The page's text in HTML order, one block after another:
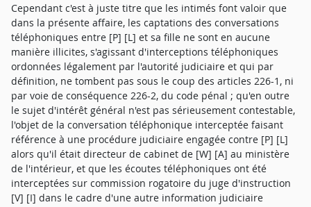
Cependant c'est à juste titre que les intimés font valoir que
dans la présente affaire, les captations des conversations
téléphoniques entre [P] [L] et sa fille ne sont en aucune
manière illicites, s'agissant d'interceptions téléphoniques
ordonnées légalement par l'autorité judiciaire et qui par
définition, ne tombent pas sous le coup des articles 226-1, ni
par voie de conséquence 226-2, du code pénal ; qu'en outre
le sujet d'intérêt général n'est pas sérieusement contestable,
l'objet de la conversation téléphonique interceptée faisant
référence à une procédure judiciaire engagée contre [P] [L]
alors qu'il était directeur de cabinet de [W] [A] au ministère
de l'intérieur, et que les écoutes téléphoniques ont été
interceptées sur commission rogatoire du juge d'instruction
[V] [I] dans le cadre d'une autre information judiciaire